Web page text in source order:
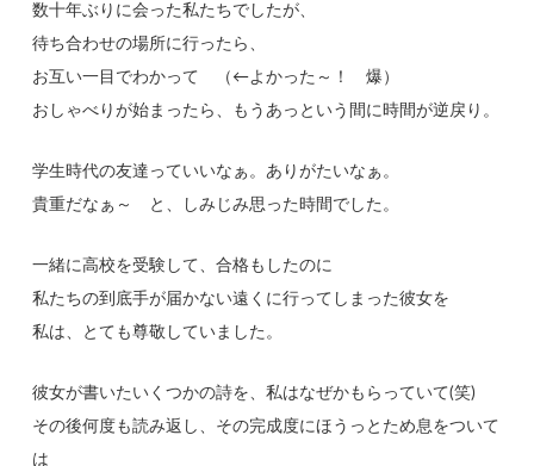
数十年ぶりに会った私たちでしたが、
待ち合わせの場所に行ったら、
お互い一目でわかって （←よかった～！ 爆）
おしゃべりが始まったら、もうあっという間に時間が逆戻り。
学生時代の友達っていいなぁ。ありがたいなぁ。
貴重だなぁ～ と、しみじみ思った時間でした。
一緒に高校を受験して、合格もしたのに
私たちの到底手が届かない遠くに行ってしまった彼女を
私は、とても尊敬していました。
彼女が書いたいくつかの詩を、私はなぜかもらっていて(笑)
その後何度も読み返し、その完成度にほうっとため息をついて
は